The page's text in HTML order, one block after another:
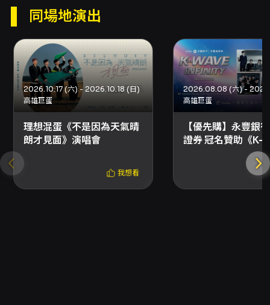
同場地演出
2026.10.17 (六) - 2026.10.18 (日)
高雄巨蛋
理想混蛋《不是因為天氣晴
朗才見面》演唱會
我想看
高雄巨蛋
【優先購】永豐銀
證券 冠名贊助《K-
INFINITY》韓流演